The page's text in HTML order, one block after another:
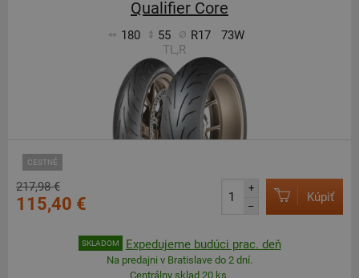
Qualifier Core
180 55 R17
73W
TL,R
CESTNÉ
217,98 €
115,40 €
+
–
Kúpiť
SKLADOM Expedujeme budúci prac. deň
Na predajni v Bratislave do 2 dní.
Centrálny sklad 20 ks.